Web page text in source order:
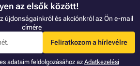
az elsők között!
újdonságainkról és akciónkról az Ön e-mail
címére
Feliratkozom a hírlevélre
adataim feldolgozásához az Adatkezelési